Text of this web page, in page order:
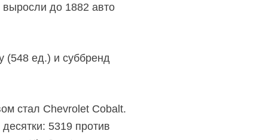
до 1882 авто
(548 ед.) и суббренд
стал Chevrolet Cobalt.
5319 против